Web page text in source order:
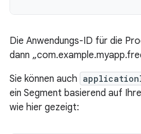
Die Anwendungs-ID für die
dann
Sie können auch
ein Segment basierend auf
wie hier gezeigt: